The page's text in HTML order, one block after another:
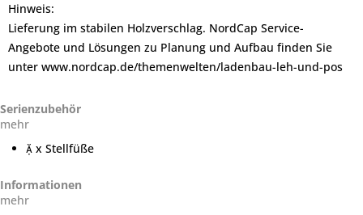
Hinweis:
Lieferung im stabilen Holzverschlag. NordCap Service-
Angebote und Lösungen zu Planung und Aufbau finden Sie
unter www.nordcap.de/themenwelten/ladenbau-leh-und-pos
Serienzubehör
mehr
 x Stellfüße
Informationen
mehr